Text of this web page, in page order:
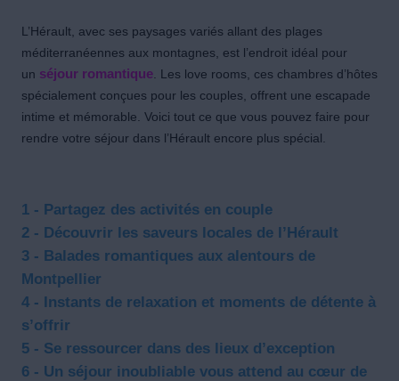
L’Hérault, avec ses paysages variés allant des plages
méditerranéennes aux montagnes, est l’endroit idéal pour
un séjour romantique . Les love rooms, ces chambres d’hôtes
spécialement conçues pour les couples, offrent une escapade
intime et mémorable. Voici tout ce que vous pouvez faire pour
rendre votre séjour dans l’Hérault encore plus spécial.
1 - Partagez des activités en couple
2 - Découvrir les saveurs locales de l’Hérault
3 - Balades romantiques aux alentours de
Montpellier
4 - Instants de relaxation et moments de détente à
s’offrir
5 - Se ressourcer dans des lieux d’exception
6 - Un séjour inoubliable vous attend au cœur de